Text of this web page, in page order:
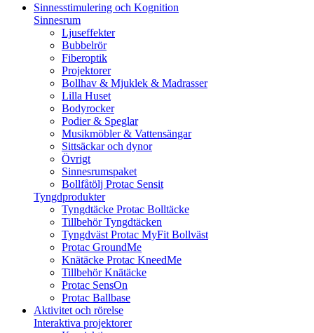
Sinnesstimulering och Kognition
Sinnesrum
Ljuseffekter
Bubbelrör
Fiberoptik
Projektorer
Bollhav & Mjuklek & Madrasser
Lilla Huset
Bodyrocker
Podier & Speglar
Musikmöbler & Vattensängar
Sittsäckar och dynor
Övrigt
Sinnesrumspaket
Bollfåtölj Protac Sensit
Tyngdprodukter
Tyngdtäcke Protac Bolltäcke
Tillbehör Tyngdtäcken
Tyngdväst Protac MyFit Bollväst
Protac GroundMe
Knätäcke Protac KneedMe
Tillbehör Knätäcke
Protac SensOn
Protac Ballbase
Aktivitet och rörelse
Interaktiva projektorer